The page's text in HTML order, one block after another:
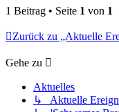
1 Beitrag • Seite 1 von 1
Zurück zu „Aktuelle
Gehe zu
Aktuelles
↳ Aktuelle